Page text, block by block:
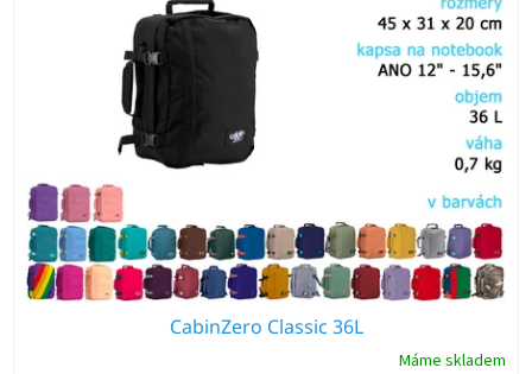
CabinZero Classic 36L
Máme skladem